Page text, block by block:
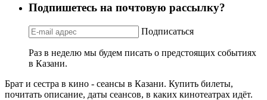
Подпишетесь на почтовую рассылку?
Подписаться
Раз в неделю мы будем писать о предстоящих событиях
в Казани.
Брат и сестра в кино - сеансы в Казани. Купить билеты,
почитать описание, даты сеансов, в каких кинотеатрах идёт.